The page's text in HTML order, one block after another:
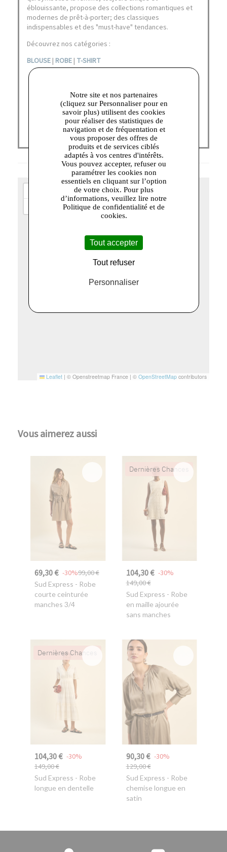
éblouissante, propose des collections romantiques et
modernes de prêt-à-porter; des classiques
indispensables et des "must-have" tendances.
Découvrez nos catégories :
BLOUSE | ROBE | T-SHIRT
Leaflet | © Openstreetmap France | © OpenStreetMap contributors
Vous aimerez aussi
69,30 € 99,00 €
-30%
Sud Express - Robe
courte ceinturée
manches 3/4
Dernières Chances
104,30 €
149,00 €
-30%
Sud Express - Robe
en maille ajourée
sans manches
Dernières Chances
104,30 €
149,00 €
-30%
Sud Express - Robe
longue en dentelle
90,30 €
129,00 €
-30%
Sud Express - Robe
chemise longue en
satin
Notre site et nos partenaires
(cliquez sur Personnaliser pour en
savoir plus) utilisent des cookies
pour réaliser des statistiques de
navigation et de fréquentation et
vous proposer des offres de
produits et de services ciblés
adaptés à vos centres d'intérêts.
Vous pouvez accepter, refuser ou
paramétrer les cookies non
essentiels en cliquant sur l’option
de votre choix. Pour plus
d’informations, veuillez lire notre
Politique de confidentialité et de
cookies.
Tout accepter
Tout refuser
Personnaliser